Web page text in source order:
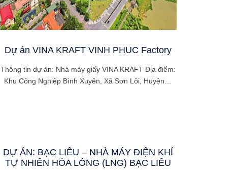
Dự án VINA KRAFT VINH PHUC Factory
Thông tin dự án: Nhà máy giấy VINA KRAFT Địa điểm:
Khu Công Nghiệp Bình Xuyên, Xã Sơn Lôi, Huyện…
DỰ ÁN: BẠC LIÊU – NHÀ MÁY ĐIỆN KHÍ
TỰ NHIÊN HÓA LỎNG (LNG) BẠC LIÊU